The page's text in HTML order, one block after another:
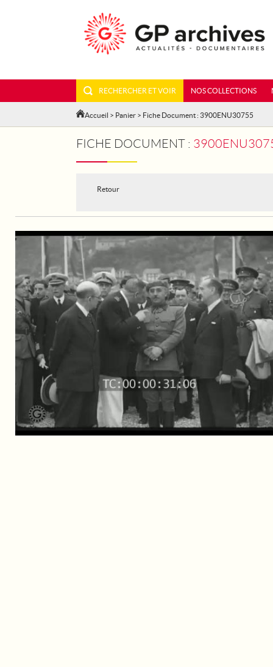
RECHERCHER ET VOIR NOS COLLECTIONS
Accueil > Panier > Fiche Document : 3900ENU30755
FICHE DOCUMENT :
Retour